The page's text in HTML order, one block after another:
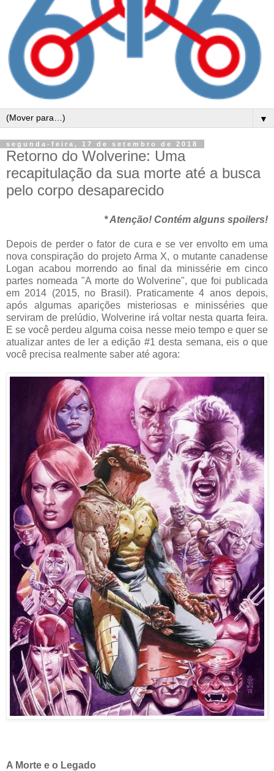
▼
segunda-feira, 17 de setembro de 2018
Retorno do Wolverine: Uma
recapitulação da sua morte até a busca
pelo corpo desaparecido
* Atenção! Contém alguns spoilers!
Depois de perder o fator de cura e se ver envolto em uma
nova conspiração do projeto Arma X, o mutante canadense
Logan acabou morrendo ao final da minissérie em cinco
partes nomeada "A morte do Wolverine", que foi publicada
em 2014 (2015, no Brasil). Praticamente 4 anos depois,
após algumas aparições misteriosas e minisséries que
serviram de prelúdio, Wolverine irá voltar nesta quarta feira.
E se você perdeu alguma coisa nesse meio tempo e quer se
atualizar antes de ler a edição #1 desta semana, eis o que
você precisa realmente saber até agora:
A Morte e o Legado